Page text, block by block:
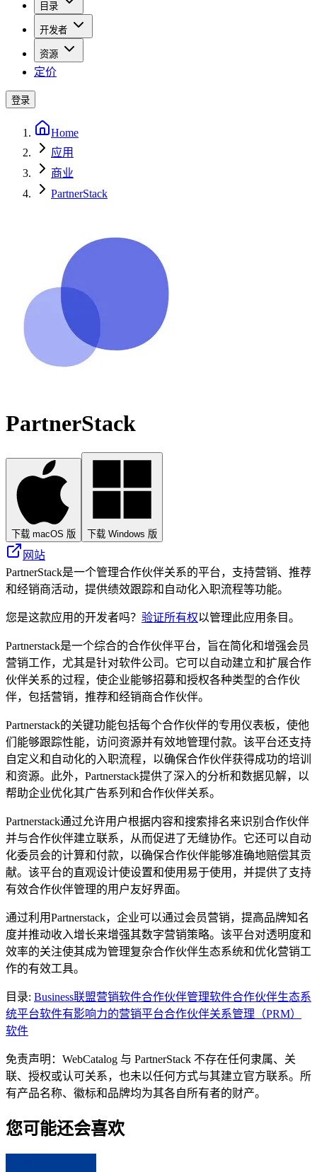
目录
开发者
资源
定价
登录
Home
应用
商业
PartnerStack
PartnerStack
下载 macOS 版 下载 Windows 版
网站
PartnerStack是一个管理合作伙伴关系的平台，支持营销、推荐
和经销商活动，提供绩效跟踪和自动化入职流程等功能。
您是这款应用的开发者吗？ 验证所有权以管理此应用条目。
Partnerstack是一个综合的合作伙伴平台，旨在简化和增强会员
营销工作，尤其是针对软件公司。它可以自动建立和扩展合作
伙伴关系的过程，使企业能够招募和授权各种类型的合作伙
伴，包括营销，推荐和经销商合作伙伴。
Partnerstack的关键功能包括每个合作伙伴的专用仪表板，使他
们能够跟踪性能，访问资源并有效地管理付款。该平台还支持
自定义和自动化的入职流程，以确保合作伙伴获得成功的培训
和资源。此外，Partnerstack提供了深入的分析和数据见解，以
帮助企业优化其广告系列和合作伙伴关系。
Partnerstack通过允许用户根据内容和搜索排名来识别合作伙伴
并与合作伙伴建立联系，从而促进了无缝协作。它还可以自动
化委员会的计算和付款，以确保合作伙伴能够准确地赔偿其贡
献。该平台的直观设计使设置和使用易于使用，并提供了支持
有效合作伙伴管理的用户友好界面。
通过利用Partnerstack，企业可以通过会员营销，提高品牌知名
度并推动收入增长来增强其数字营销策略。该平台对透明度和
效率的关注使其成为管理复杂合作伙伴生态系统和优化营销工
作的有效工具。
目录: Business联盟营销软件合作伙伴管理软件合作伙伴生态系
统平台软件有影响力的营销平台合作伙伴关系管理（PRM）
软件
免责声明：WebCatalog 与 PartnerStack 不存在任何隶属、关
联、授权或认可关系，也未以任何方式与其建立官方联系。所
有产品名称、徽标和品牌均为其各自所有者的财产。
您可能还会喜欢